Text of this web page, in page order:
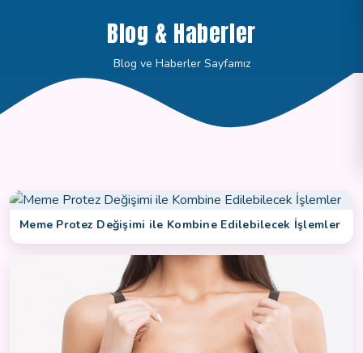
Blog & Haberler
Blog ve Haberler Sayfamız
Meme Protez Değişimi ile Kombine Edilebilecek İşlemler